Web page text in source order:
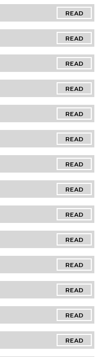
READ
READ
READ
READ
READ
READ
READ
READ
READ
READ
READ
READ
READ
READ